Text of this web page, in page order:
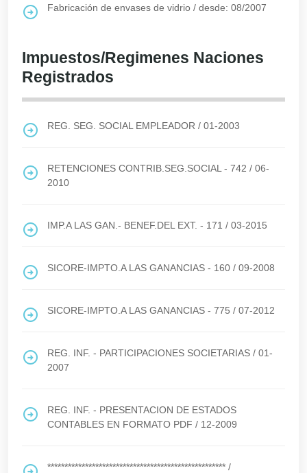
Fabricación de envases de vidrio / desde: 08/2007
Impuestos/Regimenes Naciones
Registrados
REG. SEG. SOCIAL EMPLEADOR / 01-2003
RETENCIONES CONTRIB.SEG.SOCIAL - 742 / 06-
2010
IMP.A LAS GAN.- BENEF.DEL EXT. - 171 / 03-2015
SICORE-IMPTO.A LAS GANANCIAS - 160 / 09-2008
SICORE-IMPTO.A LAS GANANCIAS - 775 / 07-2012
REG. INF. - PARTICIPACIONES SOCIETARIAS / 01-
2007
REG. INF. - PRESENTACION DE ESTADOS
CONTABLES EN FORMATO PDF / 12-2009
**************************************************** /